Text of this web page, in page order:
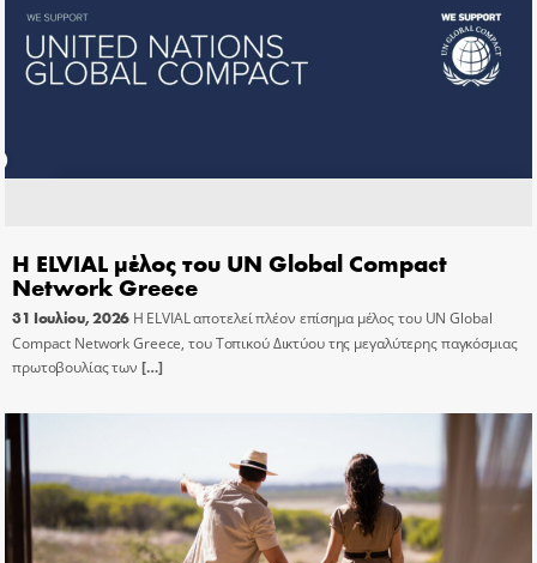
Η ELVIAL μέλος του UN Global Compact
Network Greece
31 Ιουλίου, 2026 Η ELVIAL αποτελεί πλέον επίσημα μέλος του UN Global
Compact Network Greece, του Τοπικού Δικτύου της μεγαλύτερης παγκόσμιας
πρωτοβουλίας των […]